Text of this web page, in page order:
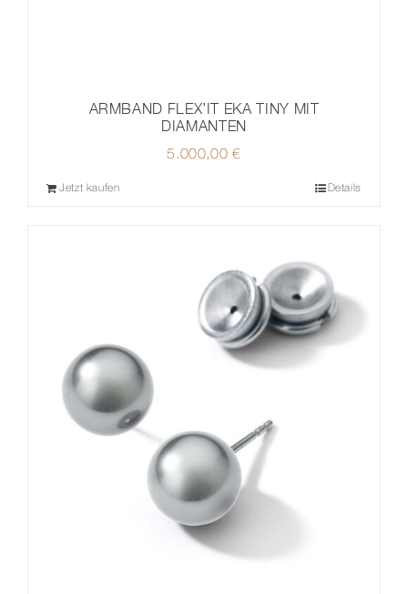
ARMBAND FLEX’IT EKA TINY MIT
DIAMANTEN
5.000,00€
Jetzt kaufen Details